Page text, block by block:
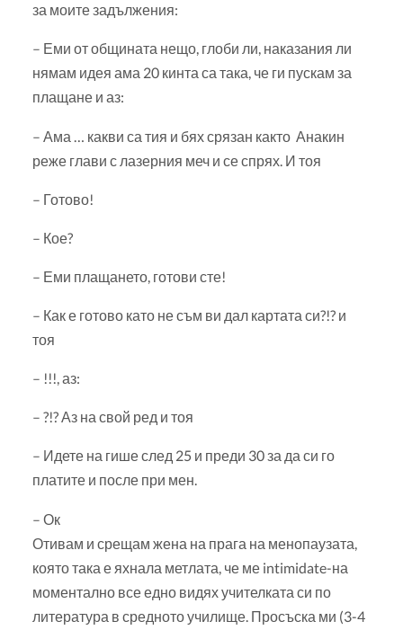
за моите задължения:
– Еми от общината нещо, глоби ли, наказания ли
нямам идея ама 20 кинта са така, че ги пускам за
плащане и аз:
– Ама … какви са тия и бях срязан както Анакин
реже глави с лазерния меч и се спрях. И тоя
– Готово!
– Кое?
– Еми плащането, готови сте!
– Как е готово като не съм ви дал картата си?!? и
тоя
– !!!, аз:
– ?!? Аз на свой ред и тоя
– Идете на гише след 25 и преди 30 за да си го
платите и после при мен.
– Ок
Отивам и срещам жена на прага на менопаузата,
която така е яхнала метлата, че ме intimidate-на
моментално все едно видях учителката си по
литература в средното училище. Просъска ми (3-4